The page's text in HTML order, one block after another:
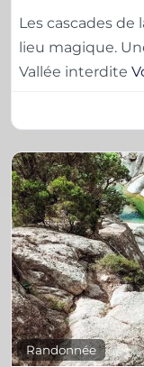
Les cascades
lieu magique.
Vallée interdite
Randonnée